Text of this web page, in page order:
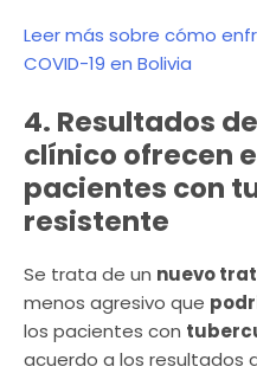
Leer más sobre cómo
COVID-19 en Bolivia
4. Resultados
clínico ofrecen
pacientes con
resistente
Se trata de un nuevo
menos agresivo que
los pacientes con
acuerdo a los resultados